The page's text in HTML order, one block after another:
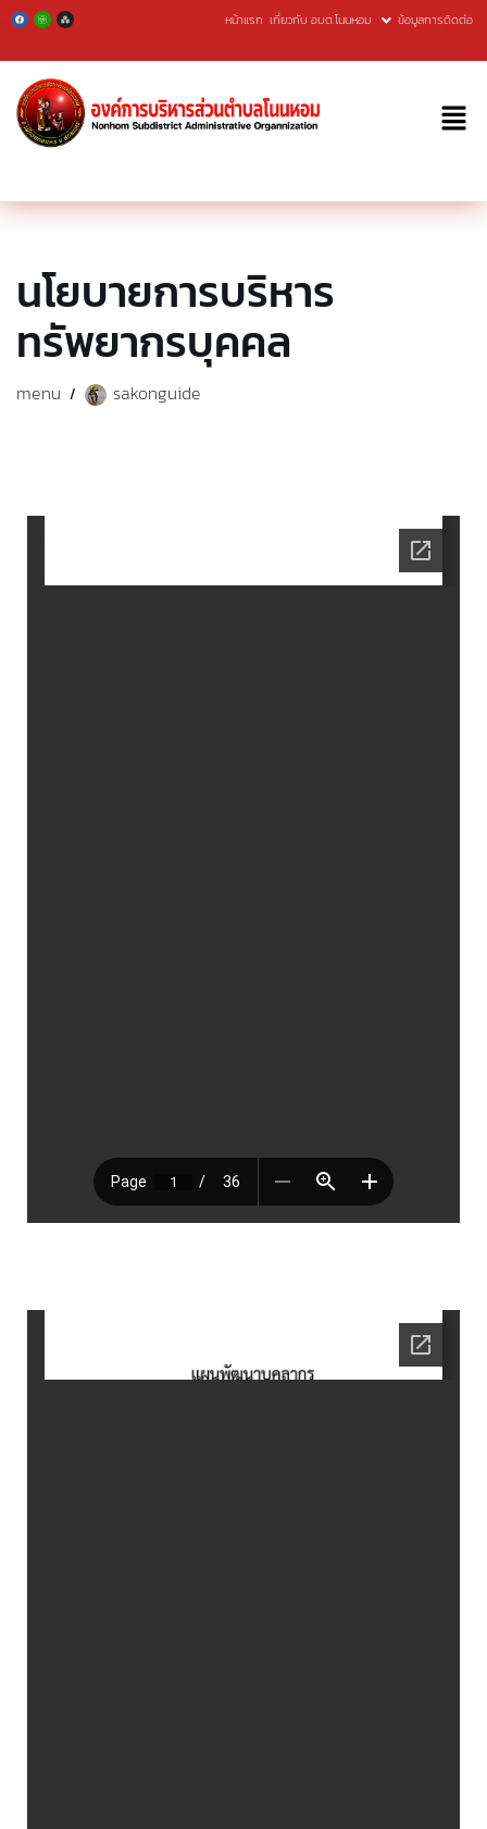
Skip
to
content
หน้าแรก เกี่ยวกับ อบต.โนนหอม ข้อมูลการติดต่อ
นโยบายการบริหาร
ทรัพยากรบุคคล
menu sakonguide